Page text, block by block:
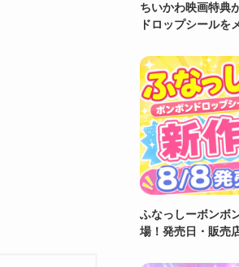
ちいかわ映画特典
ドロップシールを
ふなっしーボンボ
場！発売日・販売